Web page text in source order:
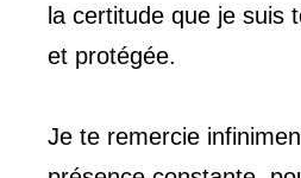
la certitude que je suis
et protégée.
Je te remercie